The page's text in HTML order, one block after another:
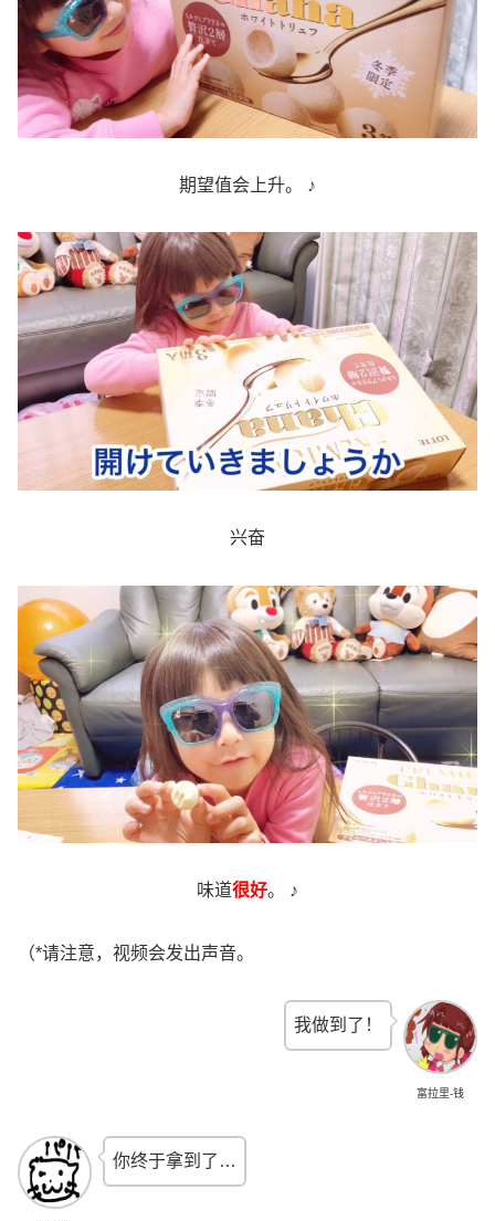
期望值会上升。 ♪
兴奋
味道很好。 ♪
（*请注意，视频会发出声音。
富拉里-钱
我做到了！
你终于拿到了…